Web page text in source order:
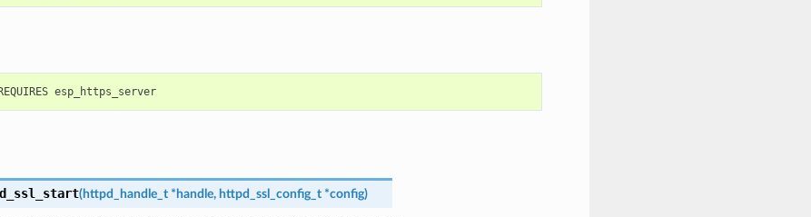
PRIV_REQUIRES esp_https_server
(httpd_handle_t * handle, httpd_ssl_config_t *config)